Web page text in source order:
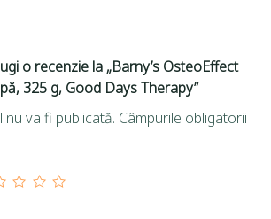
o recenzie la „Barny’s OsteoEffect
325 g, Good Days Therapy”
nu va fi publicată. Câmpurile obligatorii